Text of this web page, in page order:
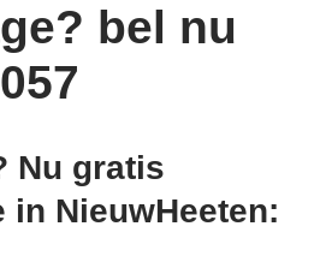
bel nu
Nu gratis
in NieuwHeeten: